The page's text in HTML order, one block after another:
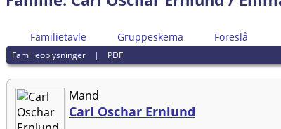
Familietavle Gruppeskema Foreslå
Familieoplysninger | PDF
Mand
Carl Oschar Ernlund